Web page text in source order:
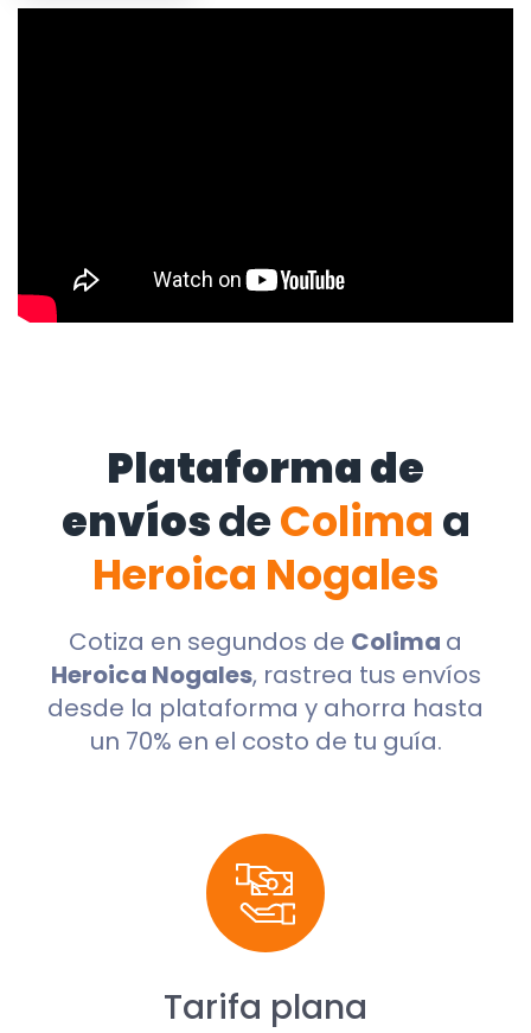
Plataforma de
envíosdeColima a
Heroica Nogales
Cotiza en segundos de Colima a
Heroica Nogales, rastrea tus envíos
desde la plataforma y ahorra hasta
un 70% en el costo de tu guía.
Tarifa plana